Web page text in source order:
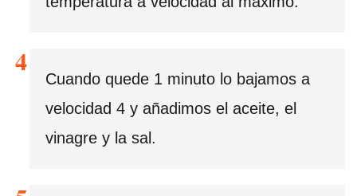
Cuando quede 1 minuto lo bajamos a
velocidad 4 y añadimos el aceite, el
vinagre y la sal.